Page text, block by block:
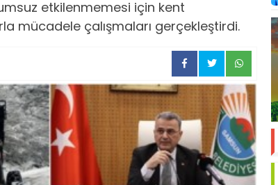
etkilenmemesi için kent
mücadele çalışmaları gerçekleştirdi.